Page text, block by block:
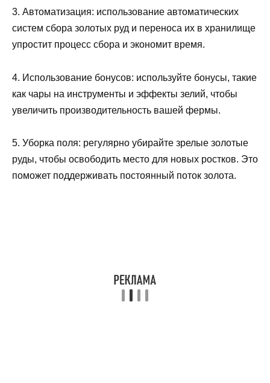
3. Автоматизация: использование автоматических
систем сбора золотых руд и переноса их в хранилище
упростит процесс сбора и экономит время.
4. Использование бонусов: используйте бонусы, такие
как чары на инструменты и эффекты зелий, чтобы
увеличить производительность вашей фермы.
5. Уборка поля: регулярно убирайте зрелые золотые
руды, чтобы освободить место для новых ростков. Это
поможет поддерживать постоянный поток золота.